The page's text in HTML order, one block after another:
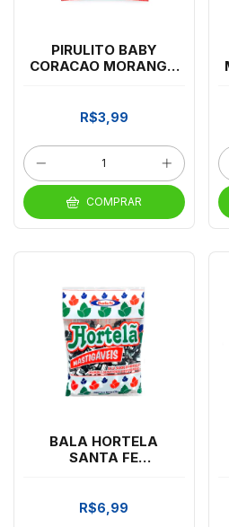
PIRULITO BABY
CORACAO MORANGO
R$3,99
COMPRAR
BALA HORTELA
SANTA FE
R$6,99